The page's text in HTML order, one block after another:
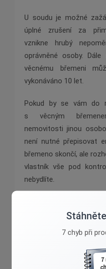
U soudu je možné
úplné zrušení za
vznikne hrubý
oprávněné osoby.
věcnému břemeni
vykonáváno 10 let.
Pokud by se vám do
s věcným
nemovitosti jinou
není nutné přepisovat
břemeno skončí, ale
vlastník vše pod
nebydlíte.
Ivana
7 chyb při